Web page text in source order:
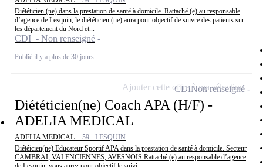
Diététicien (ne) dans la prestation de santé à domicile. Rattaché (e) au responsable
d’agence de Lesquin, le diététicien (ne) aura pour objectif de suivre des patients sur
les département du Nord et...
CDI - Non renseigné
Publié il y a plus de 30 jours
Diététicien(ne) Coach APA (H/F) -
ADELIA MEDICAL
ADELIA MEDICAL - 59 - LESQUIN
Diétéicien(ne) Educateur Sportif APA dans la prestation de santé à domicile. Secteur
CAMBRAI, VALENCIENNES, AVESNOIS Rattaché (e) au responsable d’agence
CDINon renseigné
Ajouter cette offre à ma sélection